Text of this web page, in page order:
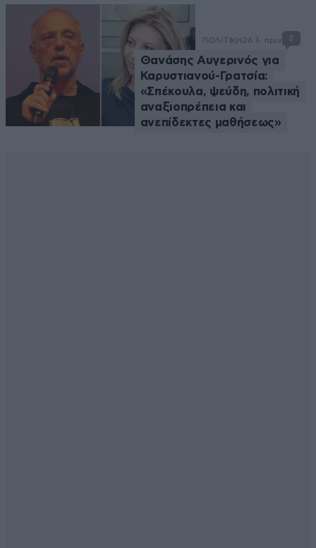
ΠΟΛΙΤΙΚΗ26 λ. πριν 3
Θανάσης Αυγερινός για
Καρυστιανού-Γρατσία:
«Σπέκουλα, ψεύδη, πολιτική
αναξιοπρέπεια και
ανεπίδεκτες μαθήσεως»